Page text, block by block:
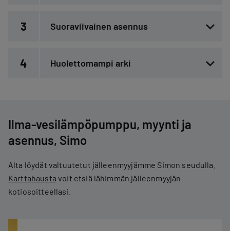
3 Suoraviivainen asennus
4 Huolettomampi arki
Ilma-vesilämpöpumppu, myynti ja
asennus, Simo
Alta löydät valtuutetut jälleenmyyjämme Simon seudulla.
Karttahausta voit etsiä lähimmän jälleenmyyjän
kotiosoitteellasi.